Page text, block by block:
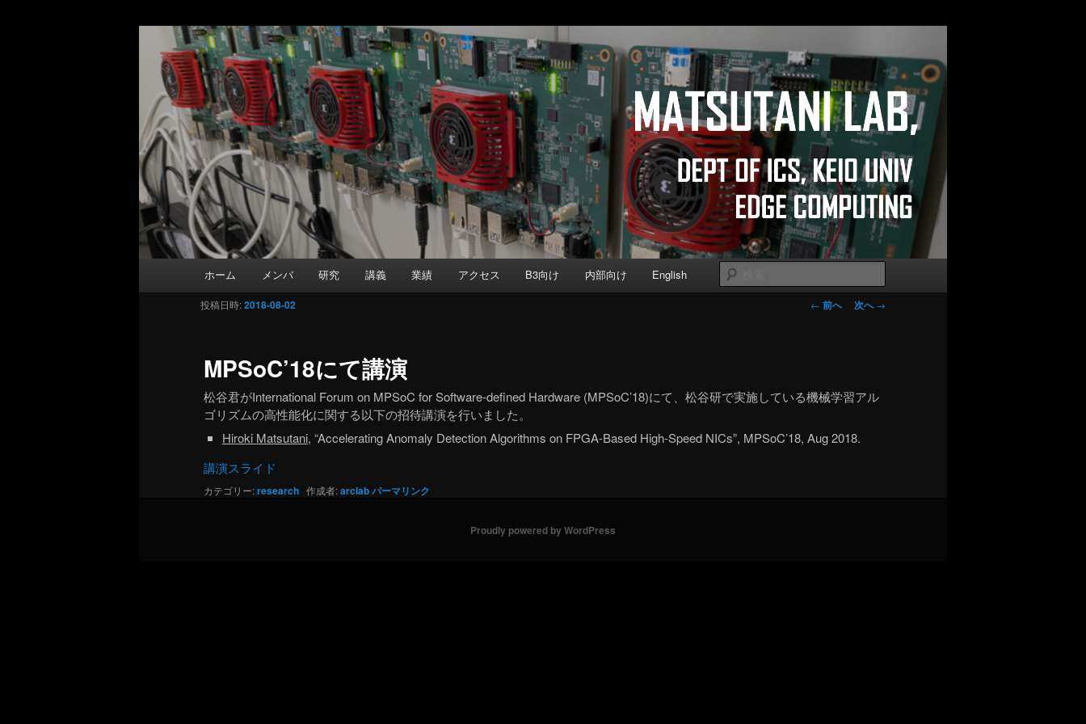
Matsutani Lab
Department of Information and Computer Science, Keio University
ホーム メンバ 研究 講義 業績 アクセス B3向け 内部向け English
投稿ナビゲー
← 前へ 次へ→
MPSoC’18にて講演
投稿日時:2018-08-02
松谷君がInternational Forum on MPSoC for Software-defined Hardware (MPSoC’18)にて、松谷研で実施している機械学習アル
ゴリズムの高性能化に関する以下の招待講演を行いました。
Hiroki Matsutani, “Accelerating Anomaly Detection Algorithms on FPGA-Based High-Speed NICs”, MPSoC’18, Aug 2018.
講演スライド
カテゴリー:research 作成者:arclabパーマリンク
Proudly powered by WordPress